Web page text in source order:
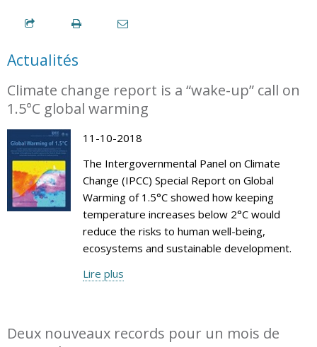
Actualités
Climate change report is a “wake-up” call on
1.5°C global warming
11-10-2018
The Intergovernmental Panel on Climate
Change (IPCC) Special Report on Global
Warming of 1.5°C showed how keeping
temperature increases below 2°C would
reduce the risks to human well-being,
ecosystems and sustainable development.
Lire plus
Deux nouveaux records pour un mois de